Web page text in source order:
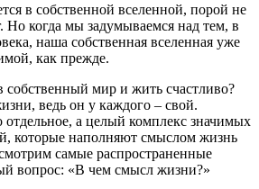
в собственной вселенной, порой не
Но когда мы задумываемся над тем, в
наша собственная вселенная уже
как прежде.
собственный мир и жить счастливо?
ведь он у каждого – свой.
отдельное, а целый комплекс значимых
которые наполняют смыслом жизнь
самые распространенные
вопрос: «В чем смысл жизни?»